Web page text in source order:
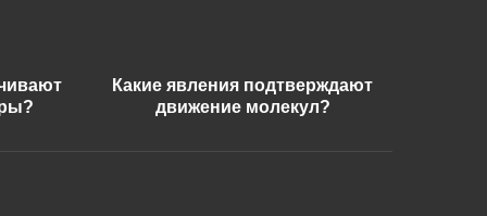
Какие явления подтверждают
движение молекул?